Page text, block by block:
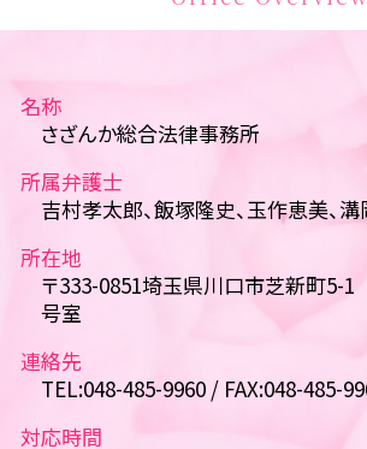
名称
さざんか総合法律事務所
所属弁護士
吉村孝太郎、飯塚隆史、玉作恵美、
所在地
〒333-0851埼玉県川口市芝新町5-
号室
連絡先
TEL:048-485-9960 / FAX:048-485-
対応時間